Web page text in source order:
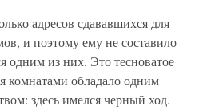
адресов сдававшихся для
и поэтому ему не составило
одним из них. Это тесноватое
комнатами обладало одним
здесь имелся черный ход.